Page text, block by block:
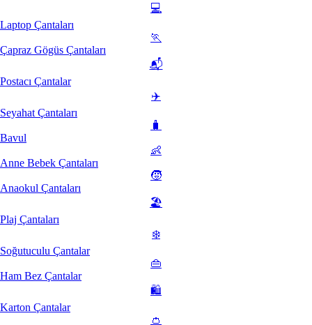
💻
Laptop Çantaları
🏃
Çapraz Gögüs Çantaları
📬
Postacı Çantalar
✈️
Seyahat Çantaları
🧳
Bavul
👶
Anne Bebek Çantaları
🧒
Anaokul Çantaları
🏖️
Plaj Çantaları
❄️
Soğutuculu Çantalar
👜
Ham Bez Çantalar
🛍️
Karton Çantalar
👛